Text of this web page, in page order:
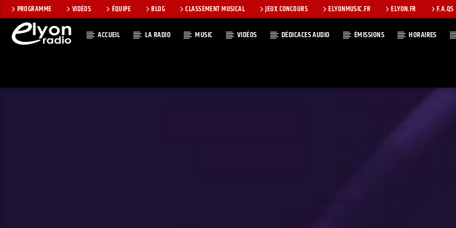
PROGRAMME VIDÉOS ÉQUIPE BLOG CLASSEMENT MUSICAL JEUX CONCOURS ELYONMUSIC.FR ELYON.FR F.A.QS
ACCUEIL LA RADIO MUSIC VIDÉOS DÉDICACES AUDIO ÉMISSIONS HORAIRES